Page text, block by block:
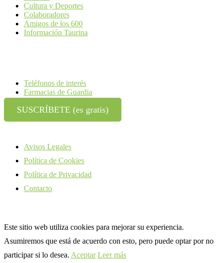
Cultura y Deportes
Colaboradores
Amigos de los 600
Información Taurina
Teléfonos de interés
Farmacias de Guardia
SUSCRÍBETE (es gratis)
Avisos Legales
Política de Cookies
Política de Privacidad
Contacto
Este sitio web utiliza cookies para mejorar su experiencia.
Asumiremos que está de acuerdo con esto, pero puede optar por no
participar si lo desea. Aceptar Leer más